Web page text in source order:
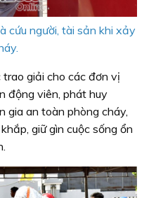
cứu người, tài sản khi xảy
giải cho các đơn vị
động viên, phát huy
gia an toàn phòng cháy,
giữ gìn cuộc sống ổn